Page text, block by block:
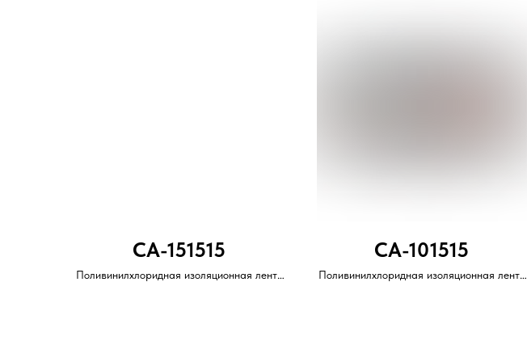
CA-151515
Поливинилхлоридная изоляционная лента
CA-101515
Поливинилхлоридная изоляционная лента